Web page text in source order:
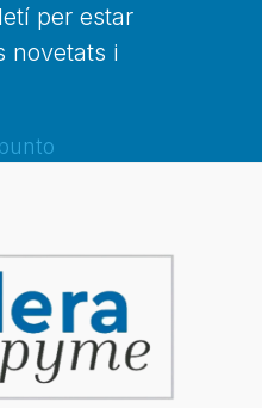
per estar
novetats i